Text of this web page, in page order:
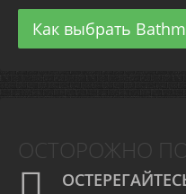
Как выбрать
ОСТОРОЖНО